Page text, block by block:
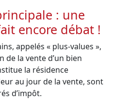
: une
encore débat !
appelés « plus-values »,
de la vente d’un bien
la résidence
au jour de la vente, sont
d’impôt.